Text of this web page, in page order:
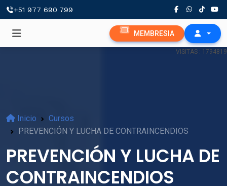
+51 977 690 799
MEMBRESIA
VISITAS : 1794819
Inicio
Cursos
PREVENCIÓN Y LUCHA DE CONTRAINCENDIOS
PREVENCIÓN Y LUCHA DE
CONTRAINCENDIOS